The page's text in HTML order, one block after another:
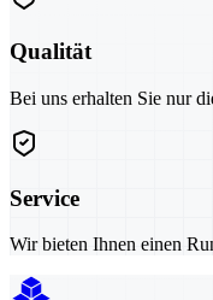
Qualität
Bei uns erhalten Sie nur
Service
Wir bieten Ihnen einen